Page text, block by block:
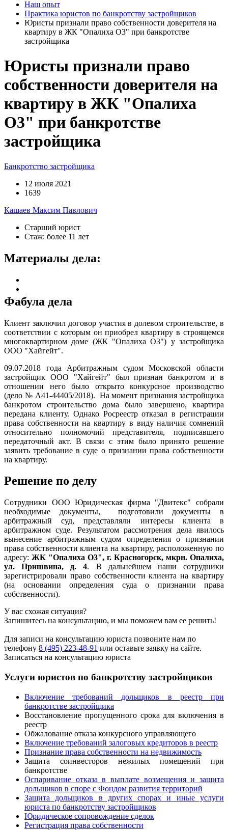
Наш опыт
Практика юристов по банкротству застройщиков
Юристы признали право собственности доверителя на
квартиру в ЖК "Опалиха О3" при банкротстве
застройщика
Юристы признали право
собственности доверителя на
квартиру в ЖК "Опалиха
О3" при банкротстве
застройщика
Банкротство застройщика
12 июля 2021
1639
Кашаев Максим Павлович
Старший юрист
Стаж: более 11 лет
Материалы дела:
Фабула дела
Клиент заключил договор участия в долевом строительстве, в
соответствии с которым он приобрел квартиру в строящемся
многоквартирном доме (ЖК "Опалиха О3") у застройщика
ООО "Хайгейт".
09.07.2018 года Арбитражным судом Московской области
застройщик ООО "Хайгейт" был признан банкротом и в
отношении него было открыто конкурсное производство
(дело № А41-44405/2018). На момент признания застройщика
банкротом строительство дома было завершено, квартира
передана клиенту. Однако Росреестр отказал в регистрации
права собственности на квартиру в виду наличия сомнений
относительно полномочий представителя, подписавшего
передаточный акт. В связи с этим было принято решение
заявить требование в суде о признании права собственности
на квартиру.
Решение по делу
Сотрудники ООО Юридическая фирма "Двитекс" собрали
необходимые документы, подготовили документы в
арбитражный суд, представляли интересы клиента в
арбитражном суде. Результатом рассмотрения дела явилось
вынесение арбитражным судом определения о признании
права собственности клиента на квартиру, расположенную по
адресу: ЖК "Опалиха О3", г. Красногорск, мкрн. Опалиха,
ул. Пришвина, д. 4. В дальнейшем наши сотрудники
зарегистрировали право собственности клиента на квартиру
(на основании определения суда о признании права
собственности).
У вас схожая ситуация?
Запишитесь на консультацию, и мы поможем вам ее решить!
Для записи на консультацию юриста позвоните нам по
телефону 8 (495) 223-48-91 или оставьте заявку на сайте.
Записаться на консультацию юриста
Услуги юристов по банкротству застройщиков
Включение требований дольщиков в реестр при
банкротстве застройщика
Восстановление пропущенного срока для включения в
реестр
Обжалование отказа конкурсного управляющего
Включение требований залоговых кредиторов в реестр
Признание права собственности на недвижимость
Защита соинвесторов нежилых помещений при
банкротстве
Оспаривание отказа в выплате возмещения и защита
дольщиков в споре с Фондом развития территорий
Защита дольщиков в других спорах и иные услуги
юриста по банкротству застройщиков
Юридическое сопровождение сделок
Регистрация права собственности